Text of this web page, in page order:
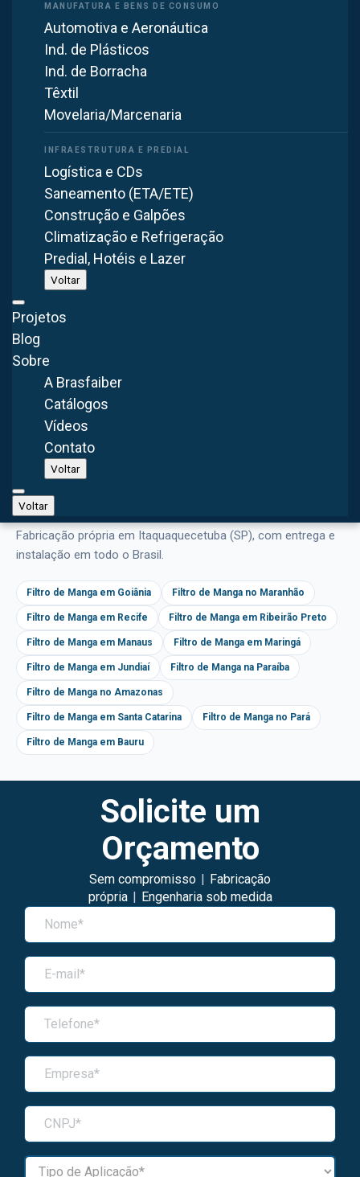
Automotiva e Aeronáutica
Ind. de Plásticos
Ind. de Borracha
Têxtil
Movelaria/Marcenaria
Logística e CDs
Saneamento (ETA/ETE)
Construção e Galpões
Climatização e Refrigeração
Predial, Hotéis e Lazer
Voltar
Projetos
Blog
Sobre
A Brasfaiber
Catálogos
Vídeos
Contato
Voltar
Voltar
aplicados para reter farináceos, fibras, granalhas, cavacos,
pó de cimento, bagaço de cana, entre outros. Podendo,
assim, ser aplicado em siderúrgicas, petroquímicas e
muitas outras indústrias.
SELETOR BRASFAIBER
Passe os dados —
engenharia dimensiona
Informe os dados do processo — poeira, vazão,
filtro de manga para a sua operação e retorna com o
Preencher dados do projeto
Atendemos também em outras cidades
Fabricação própria em Itaquaquecetuba (SP), com entrega e
instalação em todo o Brasil.
Filtro de Manga em Goiânia Filtro de Manga no Maranhão
Filtro de Manga em Recife Filtro de Manga em Ribeirão Preto
Filtro de Manga em Manaus Filtro de Manga em Maringá
Filtro de Manga em Jundiaí Filtro de Manga na Paraíba
Filtro de Manga no Amazonas
Filtro de Manga em Santa Catarina Filtro de Manga no Pará
Filtro de Manga em Bauru
Solicite um
Orçamento
Sem compromisso
Fabricação
própria
Engenharia sob medida